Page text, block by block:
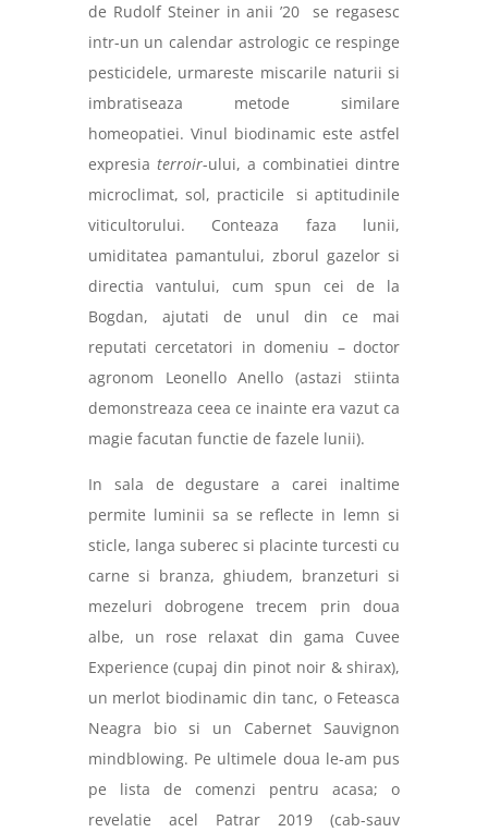
de Rudolf Steiner in anii ’20
se regasesc
intr-un un calendar astrologic ce respinge
pesticidele, urmareste miscarile naturii si
imbratiseaza metode similare
homeopatiei. Vinul biodinamic este astfel
expresia terroir-ului, a combinatiei dintre
microclimat, sol, practicile
si aptitudinile
viticultorului. Conteaza faza lunii,
umiditatea pamantului, zborul gazelor si
directia vantului, cum spun cei de la
Bogdan, ajutati de unul din ce mai
reputati cercetatori in domeniu – doctor
agronom Leonello Anello (astazi stiinta
demonstreaza ceea ce inainte era vazut ca
magie facutan functie de fazele lunii).
In sala de degustare a carei inaltime
permite luminii sa se reflecte in lemn si
sticle, langa suberec si placinte turcesti cu
carne si branza, ghiudem, branzeturi si
mezeluri dobrogene trecem prin doua
albe, un rose relaxat din gama Cuvee
Experience (cupaj din pinot noir & shirax),
un merlot biodinamic din tanc, o Feteasca
Neagra bio si un Cabernet Sauvignon
mindblowing. Pe ultimele doua le-am pus
pe lista de comenzi pentru acasa; o
revelatie acel Patrar 2019 (cab-sauv